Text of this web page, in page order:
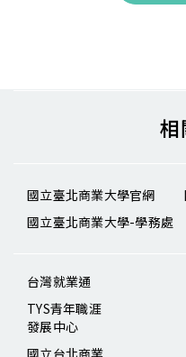
相
國立臺北商業大學官網
國立臺北商業大學-學務處
台灣就業通
TYS青年職涯
發展中心
國立台北商業